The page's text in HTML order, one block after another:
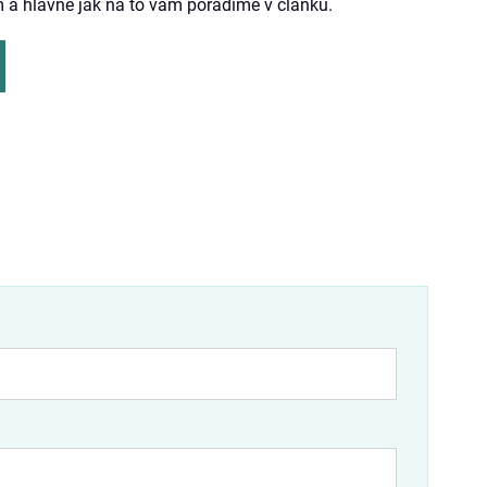
hlavně jak na to vám poradíme v článku.